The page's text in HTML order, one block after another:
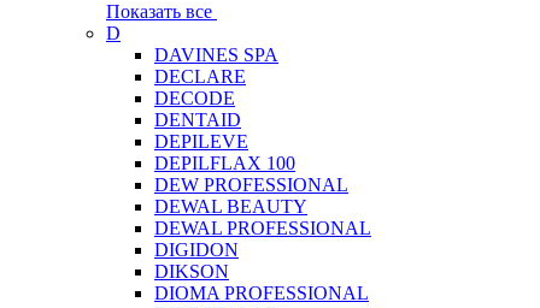
Показать все
D
DAVINES SPA
DECLARE
DECODE
DENTAID
DEPILEVE
DEPILFLAX 100
DEW PROFESSIONAL
DEWAL BEAUTY
DEWAL PROFESSIONAL
DIGIDON
DIKSON
DIOMA PROFESSIONAL